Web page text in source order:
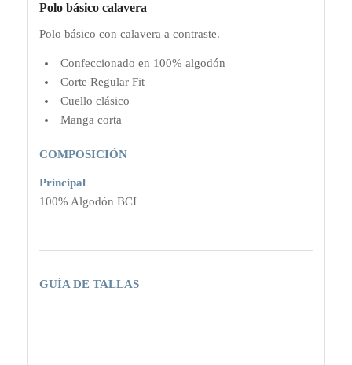
Polo básico calavera
Polo básico con calavera a contraste.
Confeccionado en 100% algodón
Corte Regular Fit
Cuello clásico
Manga corta
COMPOSICIÓN
Principal
100% Algodón BCI
GUÍA DE TALLAS